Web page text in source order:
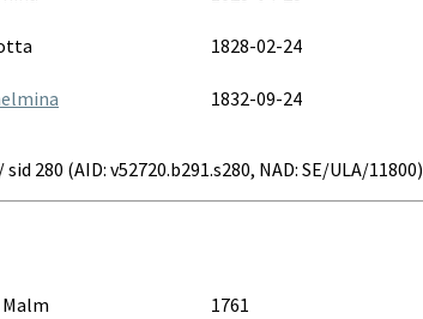
1828-02-24
1832-09-24
280 (AID: v52720.b291.s280, NAD: SE/ULA/11800)
1761